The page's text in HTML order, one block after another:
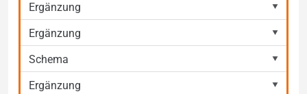
Ergänzung
Ergänzung
Schema
Ergänzung